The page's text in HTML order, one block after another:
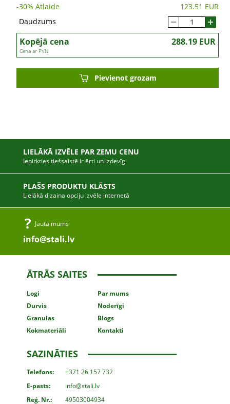
-30% Atlaide
123.51 EUR
Daudzums
Kopējā cena 288.19 EUR
Cena ar PVN
Pievienot grozam
LIELĀKĀ IZVĒLE PAR ZEMU CENU
Iepirkties tiešsaistē ir ērti un izdevīgi
PLAŠS PRODUKTU KLĀSTS
Lielākā dizaina opciju izvēle internetā
Jautā mums
info@stali.lv
ĀTRĀS SAITES
Logi
Durvis
Granulas
Kokmateriāli
Par mums
Noderīgi
Blogs
Kontakti
SAZINĀTIES
Telefons:
+371 26 157 732
E-pasts:
info@stali.lv
Reģ. Nr.:
49503004934